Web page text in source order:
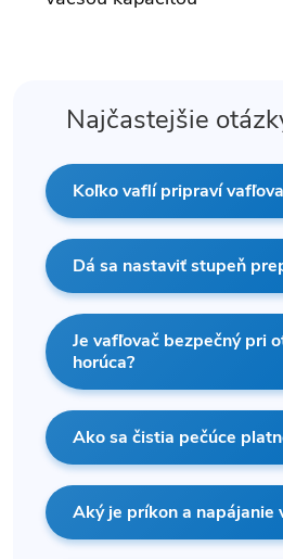
Najčastejšie
Koľko vaflí pripraví
Dá sa nastaviť stupeň
Je vafľovač bezpečný pri
horúca?
Ako sa čistia pečúce
Aký je príkon a napájanie